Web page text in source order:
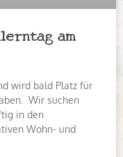
am
wird bald Platz für
Wir suchen
in den
Wohn- und